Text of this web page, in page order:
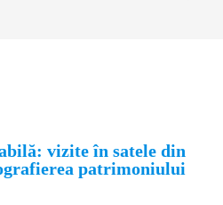
vizite în satele din
patrimoniului